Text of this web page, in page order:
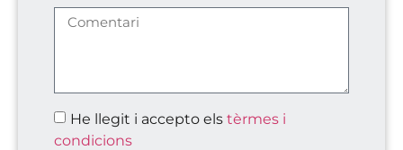
He llegit i accepto els tèrmes i
condicions